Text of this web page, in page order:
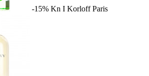
-15% Kn I Korloff Paris